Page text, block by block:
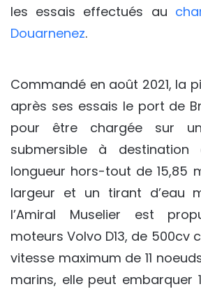
les essais effectués au
Douarnenez.
Commandé en août 2021, la
après ses essais le port de
pour être chargée sur
submersible à destination
longueur hors-tout de 15,85
largeur et un tirant d’eau
l’Amiral Muselier est
moteurs Volvo D13, de 500cv
vitesse maximum de 11
marins, elle peut embarquer